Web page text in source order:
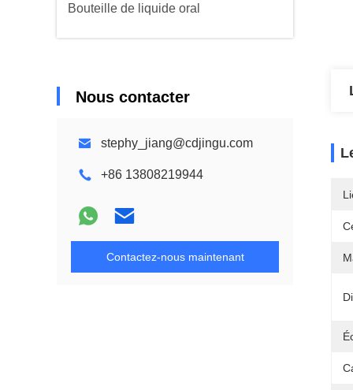
Bouteille de liquide oral
Nous contacter
stephy_jiang@cdjingu.com
+86 13808219944
Contactez-nous maintenant